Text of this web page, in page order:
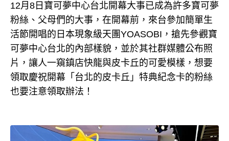
12月8日寶可夢中心台北開幕大事已成為許多寶可夢
粉絲、父母們的大事，在開幕前，來台參加簡單生
活節開唱的日本現象級天團YOASOBI，搶先參觀寶
可夢中心台北的內部樣貌，並於其社群媒體公布照
片，讓人一窺鎮店快龍與皮卡丘的可愛模樣，想要
領取慶祝開幕「台北的皮卡丘」特典紀念卡的粉絲
也要注意領取辦法！